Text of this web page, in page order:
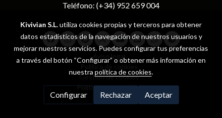
Teléfono: (+34) 952 659 004
Aviso legal
Política de cookies
Gestión de cookies
Política de privacidad
Kivivian S.L.utiliza cookies propias y terceros para obtener
datos estadísticos de la navegación de nuestros usuarios y
mejorar nuestros servicios. Puedes configurar tus preferencias
a través del botón “Configurar” o obtener más información en
nuestra política de cookies.
Configurar Rechazar Aceptar